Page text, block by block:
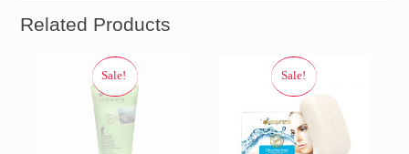
Related Products